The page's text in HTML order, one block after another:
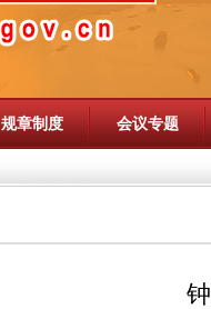
规章制度 会议专题